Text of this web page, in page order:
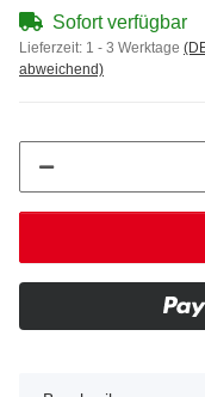
Sofort verfügbar
Lieferzeit: 1 - 3 Werktage
abweichend)